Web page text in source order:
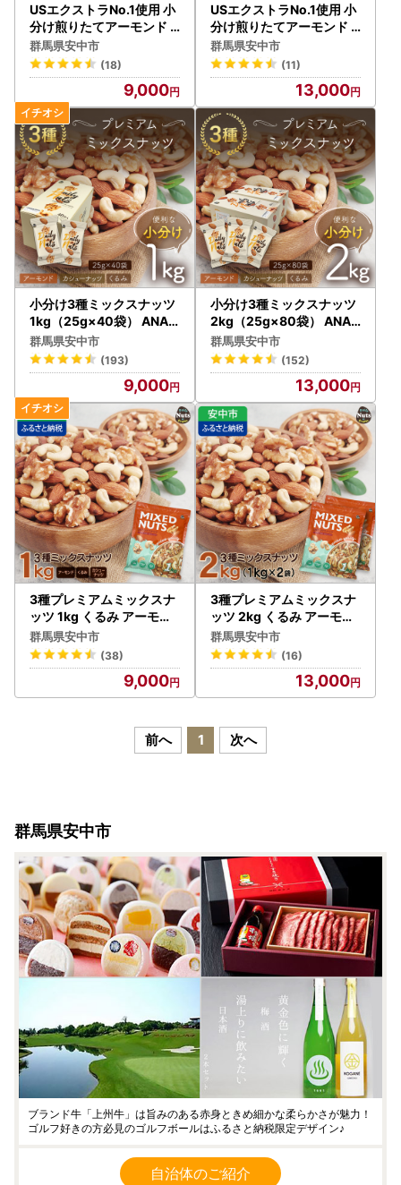
USエクストラNo.1使用 小
分け煎りたてアーモンド 1
kg ANAL007 / ナッツ 素
焼きアーモンド 無添加 ド
ライロースト カリフォル
ニア堅果 産地直輸入 無塩
添加物不使用 植物油不使
用 防災食品 防災用 非常食
保存食 備蓄食 おつまみ お
やつ 大容量 小分けあーも
んど なっつ ふるさと納税
ナッツ 業務用 ダイエット
群馬県 安中市 送料無料
群馬県安中市
(18)
9,000
USエクストラNo.1使用 小
分け煎りたてアーモンド 2
kg ANAL006/ ナッツ 素焼
きアーモンド 無添加 ドラ
イロースト カリフォルニ
ア堅果 産地直輸入 無塩 添
加物不使用 植物油不使用
防災食品 防災用 非常食 保
存食 備蓄食 おつまみ おや
つ 大容量 小分けあーもん
ど なっつ ふるさと納税ナ
ッツ 業務用 ダイエット 群
馬県 安中市 送料無料
群馬県安中市
(11)
13,000
小分け3種ミックスナッツ
1kg（25g×40袋） ANAL
009 / くるみ アーモンド
カシューナッツ ナッツ ミ
ックスナッツ 素焼きアー
モンド 無添加 ドライロー
スト カリフォルニア堅果
産地直輸入 無塩 添加物不
使用 植物油不使用 防災食
品 防災用 非常食 保存食備
蓄食 なっつ あーもんど か
しゅーなっつ MIX みっく
すなっつ おつまみ おやつ
大容量 ふるさと納税ナッ
ツ 業務用
群馬県安中市
(193)
9,000
小分け3種ミックスナッツ
2kg（25g×80袋） ANAL
008 / くるみ アーモンド
カシューナッツ ナッツ ミ
ックスナッツ 素焼きアー
モンド 無添加 ドライロー
スト カリフォルニア堅果
産地直輸入 無塩 添加物不
使用 植物油不使用 防災食
品 防災用 非常食 保存食備
蓄食 なっつ あーもんど か
しゅーなっつ MIX みっく
すなっつ おつまみ おやつ
大容量 ふるさと納税ナッ
ツ 業務用
群馬県安中市
(152)
13,000
3種プレミアムミックスナ
ッツ 1kg くるみ アーモン
ド カシューナッツ ANAL0
05/ ナッツ ミックスナッ
ツ 素焼きアーモンド 無添
加 ドライロースト カリフ
ォルニア堅果 産地直輸入
不使用 防災食品 防災用 非
常食 保存食 備蓄食なっつ
さと納税ナッツ 業務用 ダ
イエット
群馬県安中市
(38)
9,000
3種プレミアムミックスナ
ッツ 2kg くるみ アーモン
ド カシューナッツ ANAL0
04 / ナッツ ミックスナッ
ツ 素焼きアーモンド 無添
加 ドライロースト カリフ
ォルニア堅果 産地直輸入
不使用 防災食品 防災用 非
常食 保存食 備蓄食なっつ
群馬県安中市
(16)
13,000
前へ 1 次へ
群馬県安中市
ブランド牛「上州牛」は旨みのある赤身ときめ細かな柔らかさが魅力！
ゴルフ好きの方必見のゴルフボールはふるさと納税限定デザイン♪
自治体のご紹介